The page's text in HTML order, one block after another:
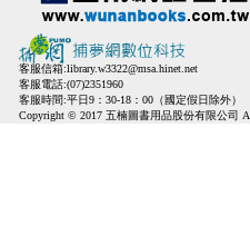
客服信箱:library.w3322@msa.hinet.net
客服電話:(07)2351960
客服時間:平日9：30-18：00（國定假日除外）
Copyright © 2017 五楠圖書用品股份有限公司